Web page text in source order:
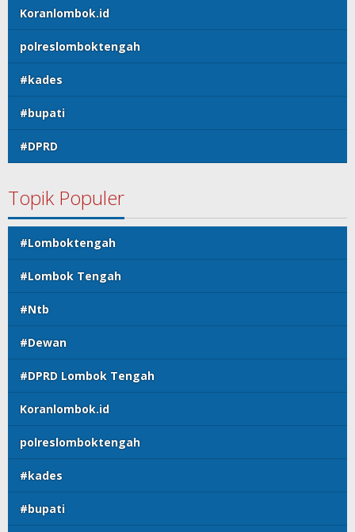
Koranlombok.id
polreslomboktengah
#kades
#bupati
#DPRD
Topik Populer
#Lomboktengah
#Lombok Tengah
#Ntb
#Dewan
#DPRD Lombok Tengah
Koranlombok.id
polreslomboktengah
#kades
#bupati